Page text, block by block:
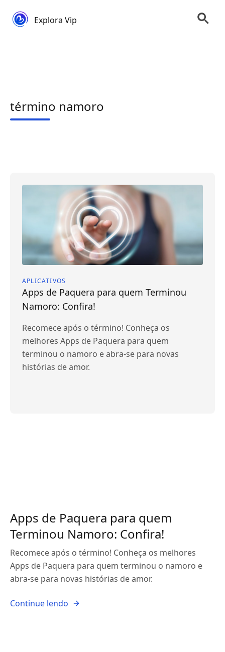
Explora Vip
término namoro
APLICATIVOS
Apps de Paquera para quem Terminou
Namoro: Confira!
Recomece após o término! Conheça os
melhores Apps de Paquera para quem
terminou o namoro e abra-se para novas
histórias de amor.
Apps de Paquera para quem
Terminou Namoro: Confira!
Recomece após o término! Conheça os melhores
Apps de Paquera para quem terminou o namoro e
abra-se para novas histórias de amor.
Continue lendo